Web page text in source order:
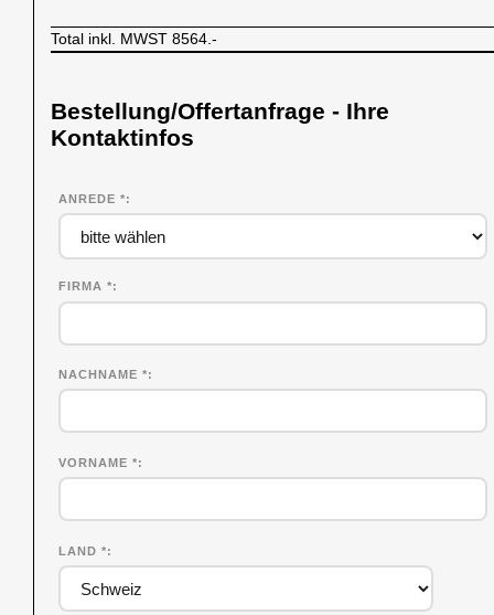
Total inkl. MWST 8564.-
Bestellung/Offertanfrage - Ihre
Kontaktinfos
ANREDE *
FIRMA *
NACHNAME *
VORNAME *
LAND *